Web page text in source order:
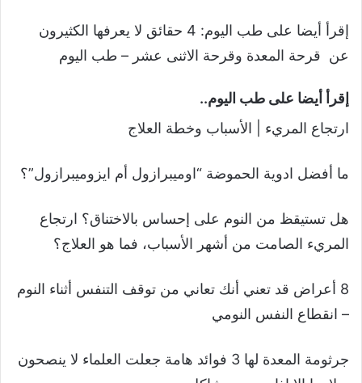
إقرأ أيضا على طب اليوم: 4 حقائق لا يعرفها الكثيرون
عن قرحة المعدة وقرحة الاثنى عشر – طب اليوم
إقرأ أيضا على طب اليوم..
ارتجاع المريء | الأسباب وخطة العلاج
ما أفضل ادوية الحموضة “اوميبرازول أم ايزوميبرازول”؟
هل تستيقظ من النوم على إحساس بالاختناق؟ ارتجاع
المريء الصامت من أشهر الأسباب، فما هو العلاج؟
8 أعراض قد تعني أنك تعاني من توقف التنفس أثناء النوم
– انقطاع النفس النومي
جرثومة المعدة لها 3 فوائد هامة جعلت العلماء لا ينصحون